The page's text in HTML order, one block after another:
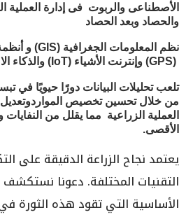
الأصطناعى والربوت فى إدارة العملية
والحصاد وبعد الحصاد
نظم المعلومات الجغرافية (GIS) و
(
GPS) وإنترنت الأشياء (IoT ) والذكاء
تلعب تحليلات البيانات دورًا حيويًا في
من خلال تحسين تخصيص المواردوتعديل
العملية الزراعية مما يقلل من النفايات
الأقصى.
يعتمد نجاح الزراعة الدقيقة على
التقنيات المختلفة. دعونا
الأساسية التي تقود هذه الثورة في